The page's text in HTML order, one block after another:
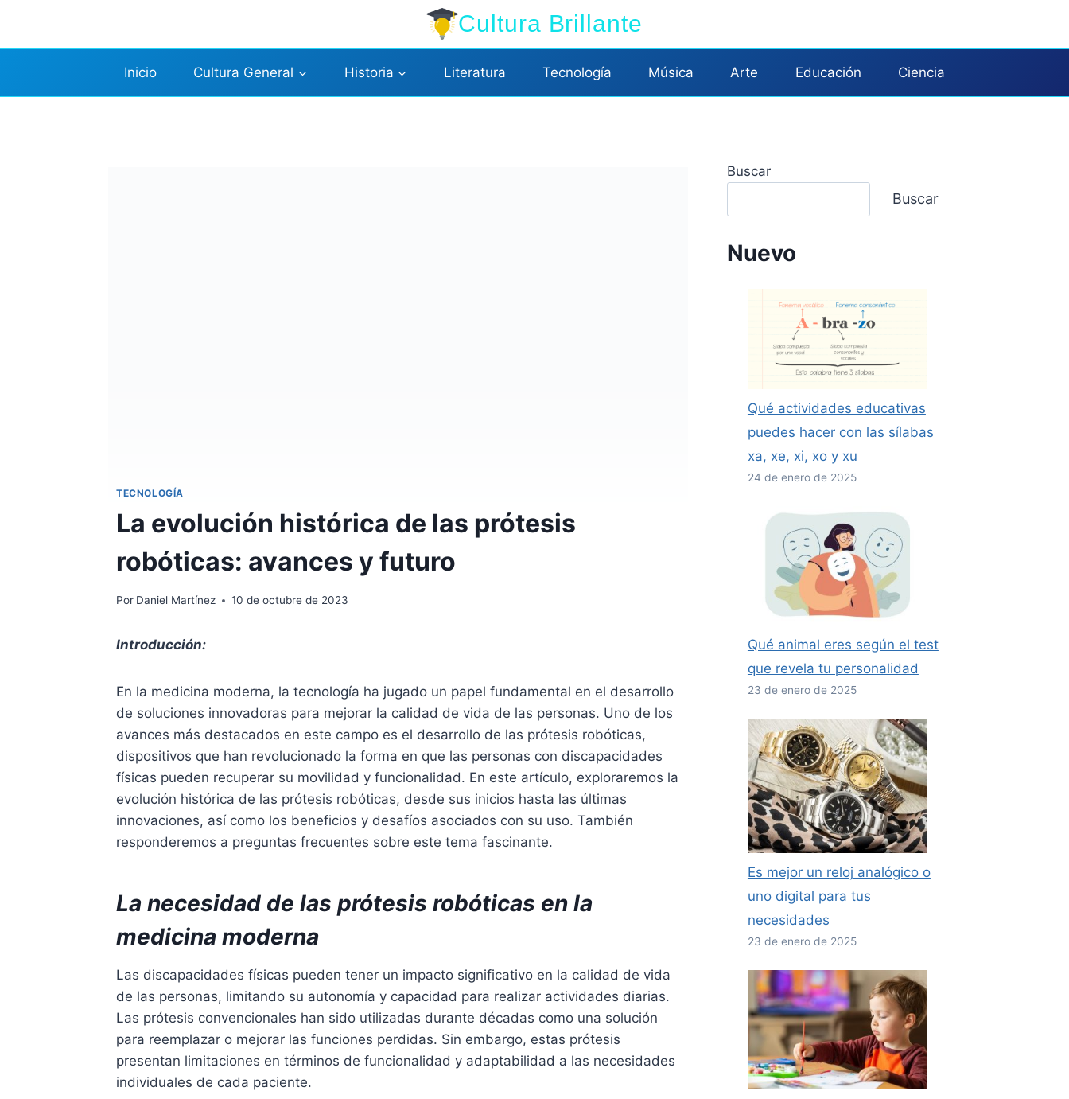
contenido
Cultura Brillante
Inicio Cultura General Historia Literatura Tecnología Música Arte Educación Ciencia
TECNOLOGÍA
La evolución histórica de las prótesis
robóticas: avances y futuro
Por Daniel Martínez 10 de octubre de 2023
Introducción:
En la medicina moderna, la tecnología ha jugado un papel fundamental en el desarrollo
de soluciones innovadoras para mejorar la calidad de vida de las personas. Uno de los
avances más destacados en este campo es el desarrollo de las prótesis robóticas,
dispositivos que han revolucionado la forma en que las personas con discapacidades
físicas pueden recuperar su movilidad y funcionalidad. En este artículo, exploraremos la
evolución histórica de las prótesis robóticas, desde sus inicios hasta las últimas
innovaciones, así como los beneficios y desafíos asociados con su uso. También
responderemos a preguntas frecuentes sobre este tema fascinante.
La necesidad de las prótesis robóticas en la
medicina moderna
Las discapacidades físicas pueden tener un impacto significativo en la calidad de vida
de las personas, limitando su autonomía y capacidad para realizar actividades diarias.
Las prótesis convencionales han sido utilizadas durante décadas como una solución
para reemplazar o mejorar las funciones perdidas. Sin embargo, estas prótesis
presentan limitaciones en términos de funcionalidad y adaptabilidad a las necesidades
individuales de cada paciente.
Buscar
Buscar
Nuevo
Qué actividades educativas
puedes hacer con las sílabas
xa, xe, xi, xo y xu
24 de enero de 2025
Qué animal eres según el test
que revela tu personalidad
23 de enero de 2025
Es mejor un reloj analógico o
uno digital para tus
necesidades
23 de enero de 2025